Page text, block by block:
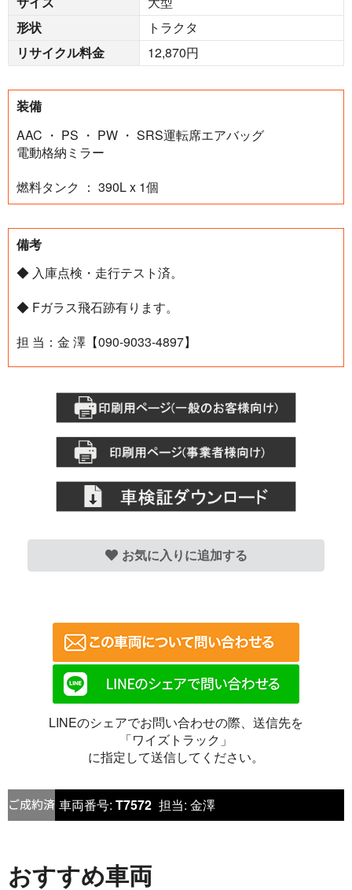
形状
トラクタ
リサイクル料金
12,870円
装備
AAC ・ PS ・ PW ・ SRS運転席エアバッグ
電動格納ミラー
燃料タンク ： 390L x 1個
備考
◆ 入庫点検・走行テスト済。
◆ Fガラス飛石跡有ります。
担 当：金 澤【090-9033-4897】
お気に入りに追加する
LINEのシェアでお問い合わせの際、送信先を
「ワイズトラック」
に指定して送信してください。
車両番号: T7572 担当: 金澤
おすすめ車両